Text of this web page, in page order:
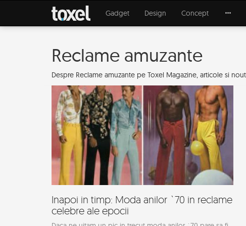
Gadget Design Concept
Reclame amuzante
Despre Reclame amuzante pe Toxel Magazine, articole si
Inapoi in timp: Moda anilor `70 in reclame
celebre ale epocii